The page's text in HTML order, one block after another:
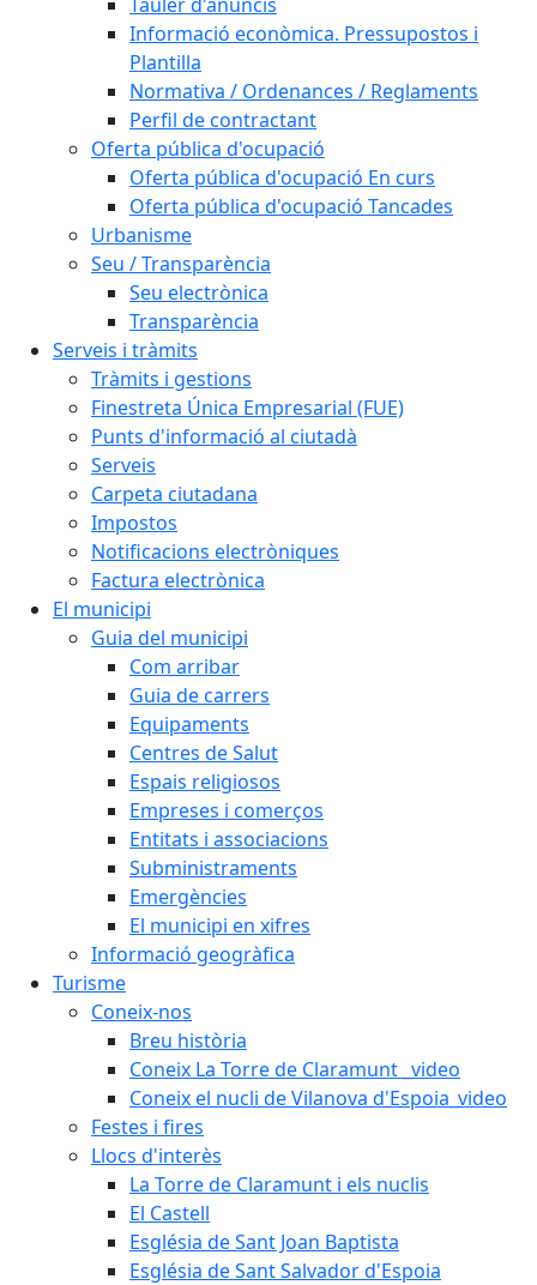
Informació econòmica. Pressupostos i
Plantilla
Normativa / Ordenances / Reglaments
Perfil de contractant
Oferta pública d'ocupació
Oferta pública d'ocupació En curs
Oferta pública d'ocupació Tancades
Urbanisme
Seu / Transparència
Seu electrònica
Transparència
Serveis i tràmits
Tràmits i gestions
Finestreta Única Empresarial (FUE)
Punts d'informació al ciutadà
Serveis
Carpeta ciutadana
Impostos
Notificacions electròniques
Factura electrònica
El municipi
Guia del municipi
Com arribar
Guia de carrers
Equipaments
Centres de Salut
Espais religiosos
Empreses i comerços
Entitats i associacions
Subministraments
Emergències
El municipi en xifres
Informació geogràfica
Turisme
Coneix-nos
Breu història
Coneix La Torre de Claramunt _video
Coneix el nucli de Vilanova d'Espoia_video
Festes i fires
Llocs d'interès
La Torre de Claramunt i els nuclis
El Castell
Església de Sant Joan Baptista
Església de Sant Salvador d'Espoia